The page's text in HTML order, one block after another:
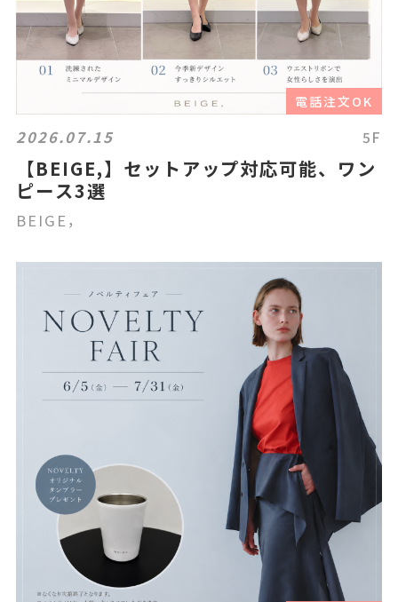
電話注文OK
2026.07.15 5F
【BEIGE,】セットアップ対応可能、ワン
ピース3選
BEIGE，